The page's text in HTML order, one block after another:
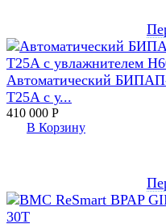
Автоматический
T25A с у...
410 000 Р
В Корзину